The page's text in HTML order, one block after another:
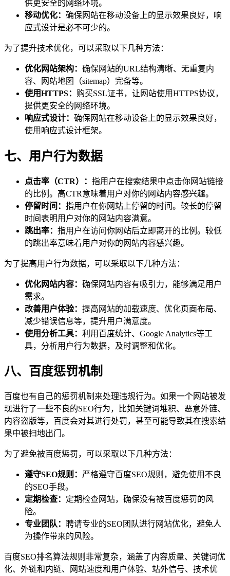
供更安全的网络环境。
移动优化： 确保网站在移动设备上的显示效果良好，响
应式设计是必不可少的。
为了提升技术优化，可以采取以下几种方法：
优化网站架构： 确保网站的URL结构清晰、无重复内
容、网站地图（sitemap）完备等。
使用HTTPS： 购买SSL证书，让网站使用HTTPS协议，
提供更安全的网络环境。
响应式设计： 确保网站在移动设备上的显示效果良好，
使用响应式设计框架。
七、用户行为数据
点击率（CTR）： 指用户在搜索结果中点击你网站链接
的比例。高CTR意味着用户对你的网站内容感兴趣。
停留时间： 指用户在你网站上停留的时间。较长的停留
时间表明用户对你的网站内容满意。
跳出率： 指用户在访问你网站后立即离开的比例。较低
的跳出率意味着用户对你的网站内容感兴趣。
为了提高用户行为数据，可以采取以下几种方法：
优化网站内容： 确保网站内容有吸引力，能够满足用户
需求。
改善用户体验： 提高网站的加载速度、优化页面布局、
减少错误信息等，提升用户满意度。
使用分析工具： 利用百度统计、Google Analytics等工
具，分析用户行为数据，及时调整和优化。
八、百度惩罚机制
百度也有自己的惩罚机制来处理违规行为。如果一个网站被发
现进行了一些不良的SEO行为，比如关键词堆积、恶意外链、
内容盗版等，百度会对其进行处罚，甚至可能导致其在搜索结
果中被扫地出门。
为了避免被百度惩罚，可以采取以下几种方法：
遵守SEO规则： 严格遵守百度SEO规则，避免使用不良
的SEO手段。
定期检查： 定期检查网站，确保没有被百度惩罚的风
险。
专业团队： 聘请专业的SEO团队进行网站优化，避免人
为操作带来的风险。
百度SEO排名算法规则非常复杂，涵盖了内容质量、关键词优
化、外链和内链、网站速度和用户体验、站外信号、技术优